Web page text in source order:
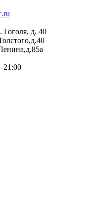
Гоголя, д. 40